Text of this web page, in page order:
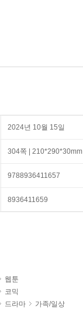
2024년 10월 15일
304쪽 | 210*290*30mm
9788936411657
8936411659
웹툰
코믹
드라마 가족/일상